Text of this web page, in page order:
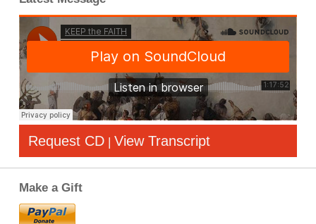
Request CD | View Transcript
Make a Gift